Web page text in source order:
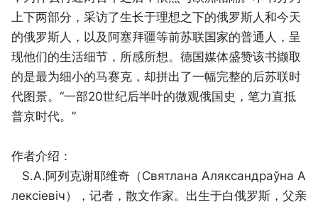
上下两部分，采访了生长于理想之下的俄罗斯人和今天
的俄罗斯人，以及阿塞拜疆等前苏联国家的普通人，呈
现他们的生活细节，所感所想。德国媒体盛赞该书撷取
的是最为细小的马赛克，却拼出了一幅完整的后苏联时
代图景。“一部20世纪后半叶的微观俄国史，笔力直抵
普京时代。”
作者介绍：
S.A.阿列克谢耶维奇（Святлана Аляксандраўна А
лексіевіч），记者，散文作家。出生于白俄罗斯，父亲